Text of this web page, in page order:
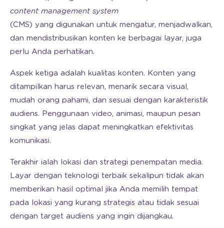
content management system
(CMS) yang digunakan untuk mengatur, menjadwalkan,
dan mendistribusikan konten ke berbagai layar, juga
perlu Anda perhatikan.
Aspek ketiga adalah kualitas konten. Konten yang
ditampilkan harus relevan, menarik secara visual,
mudah orang pahami, dan sesuai dengan karakteristik
audiens. Penggunaan video, animasi, maupun pesan
singkat yang jelas dapat meningkatkan efektivitas
komunikasi.
Terakhir ialah lokasi dan strategi penempatan media.
Layar dengan teknologi terbaik sekalipun tidak akan
memberikan hasil optimal jika Anda memilih tempat
pada lokasi yang kurang strategis atau tidak sesuai
dengan target audiens yang ingin dijangkau.